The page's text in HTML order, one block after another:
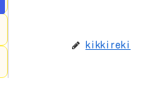
kikkireki